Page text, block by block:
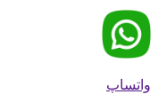
واتساپ